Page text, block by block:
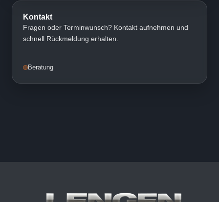
Kontakt
Fragen oder Terminwunsch? Kontakt aufnehmen und
schnell Rückmeldung erhalten.
Beratung